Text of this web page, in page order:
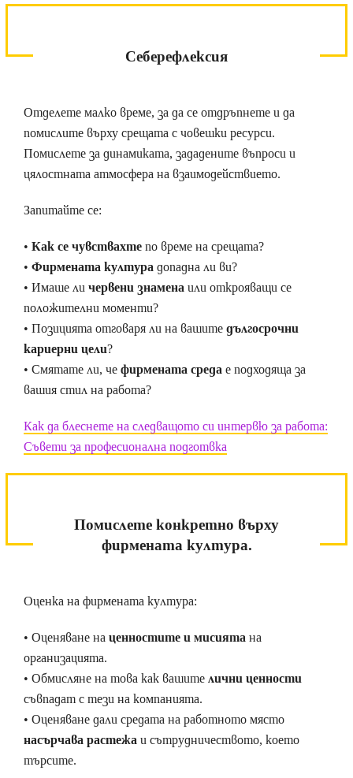
Себерефлексия
Отделете малко време, за да се отдръпнете и да
помислите върху срещата с човешки ресурси.
Помислете за динамиката, зададените въпроси и
цялостната атмосфера на взаимодействието.
Запитайте се:
• Как се чувствахтепо време на срещата?
• Фирмената културадопадна ли ви?
• Имаше личервени знаменаили открояващи се
положителни моменти?
• Позицията отговаря ли на вашитедългосрочни
кариерни цели?
• Смятате ли, чефирмената средае подходяща за
вашия стил на работа?
Как да блеснете на следващото си интервю за работа:
Съвети за професионална подготвка
Помислете конкретно върху
фирмената култура.
Оценка на фирмената култура:
• Оценяване наценностите и мисиятана
организацията.
• Обмисляне на това как вашителични ценности
съвпадат с тези на компанията.
• Оценяване дали средата на работното място
насърчава растежаи сътрудничеството, което
търсите.